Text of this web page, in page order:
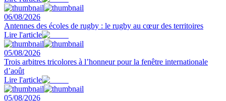
06/08/2026
Antennes des écoles de rugby : le rugby au cœur des territoires
Lire l'article
05/08/2026
Trois arbitres tricolores à l’honneur pour la fenêtre internationale
d’août
Lire l'article
05/08/2026